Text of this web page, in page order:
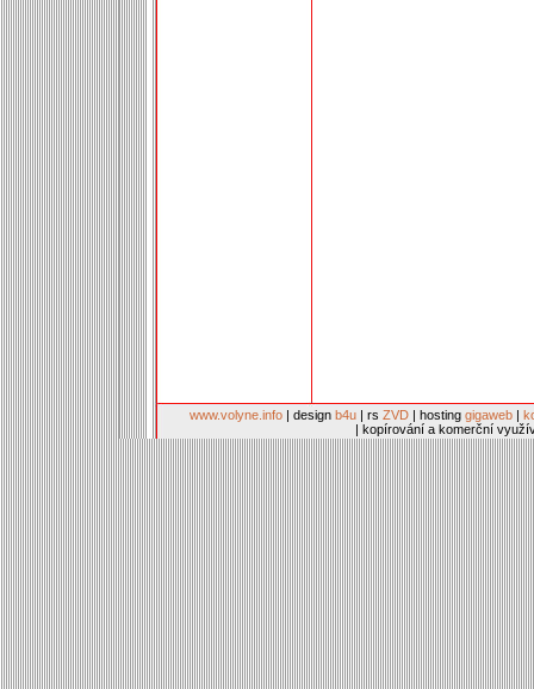
www.volyne.info | design b4u | rs ZVD | hosting gigaweb |
| kopírování a komerční